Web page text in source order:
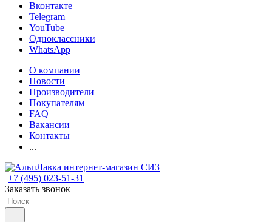
Вконтакте
Telegram
YouTube
Одноклассники
WhatsApp
О компании
Новости
Производители
Покупателям
FAQ
Вакансии
Контакты
...
+7 (495) 023-51-31
Заказать звонок